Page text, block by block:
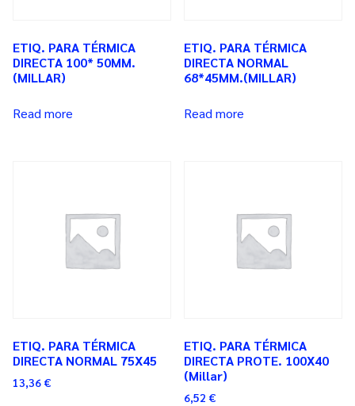
ETIQ. PARA TÉRMICA
DIRECTA 100* 50MM.
(MILLAR)
Read more
ETIQ. PARA TÉRMICA
DIRECTA NORMAL
68*45MM.(MILLAR)
Read more
ETIQ. PARA TÉRMICA
DIRECTA NORMAL 75X45
13,36 €
ETIQ. PARA TÉRMICA
DIRECTA PROTE. 100X40
(millar)
6,52 €